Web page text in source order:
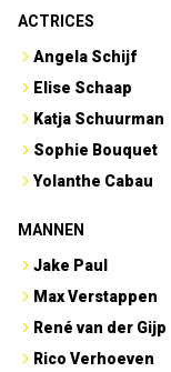
ACTRICES
Angela Schijf
Elise Schaap
Katja Schuurman
Sophie Bouquet
Yolanthe Cabau
MANNEN
Jake Paul
Max Verstappen
René van der Gijp
Rico Verhoeven